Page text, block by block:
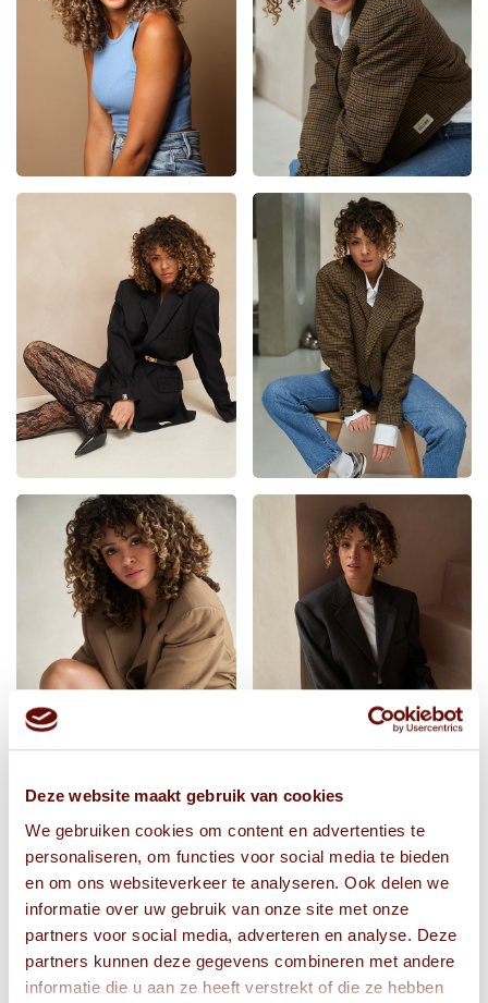
Deze website maakt gebruik van cookies
We gebruiken cookies om content en advertenties te
personaliseren, om functies voor social media te bieden
en om ons websiteverkeer te analyseren. Ook delen we
informatie over uw gebruik van onze site met onze
partners voor social media, adverteren en analyse. Deze
partners kunnen deze gegevens combineren met andere
informatie die u aan ze heeft verstrekt of die ze hebben